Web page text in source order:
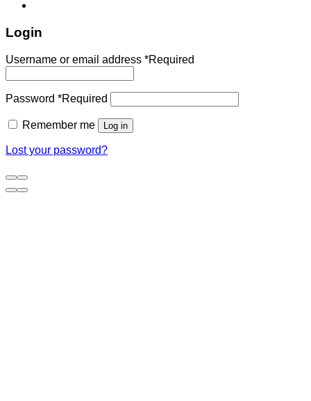
Login
Username or email address *Required
Password *Required
Remember me Log in
Lost your password?